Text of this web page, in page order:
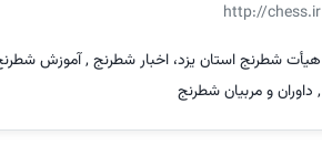
http://chess.ir
هیأت شطرنج استان یزد، اخبار شطرنج , آموزش
, داوران و مربیان شطرنج